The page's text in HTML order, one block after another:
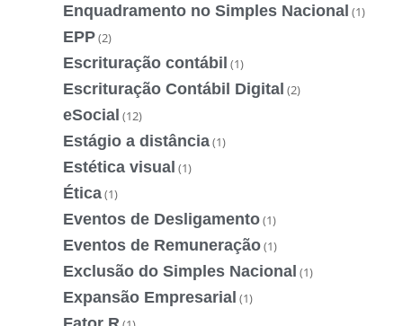
Enquadramento no Simples Nacional (1)
EPP(2)
Escrituração contábil (1)
Escrituração Contábil Digital (2)
eSocial (12)
Estágio a distância(1)
Estética visual (1)
Ética(1)
Eventos de Desligamento(1)
Eventos de Remuneração(1)
Exclusão do Simples Nacional (1)
Expansão Empresarial (1)